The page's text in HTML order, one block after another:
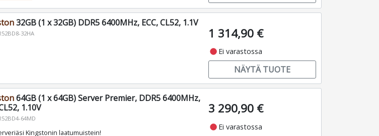
32GB (1 x 32GB) DDR5 6400MHz, ECC, CL52, 1.1V
32HA 1 314,90 €
fiber_manual_record Ei varastossa
NÄYTÄ TUOTE
64GB (1 x 64GB) Server Premier, DDR5 6400MHz,
1.10V
64MD
Kingstonin laatumuistein!
3 290,90 €
fiber_manual_record Ei varastossa